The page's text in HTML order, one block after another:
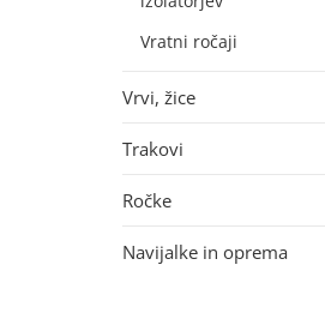
Vratni ročaji
Vrvi, žice
Trakovi
Ročke
Navijalke in oprema